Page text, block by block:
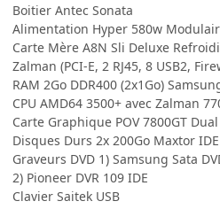
Boitier Antec Sonata
Alimentation Hyper 580w
Carte Mère A8N Sli Deluxe
Zalman (PCI-E, 2 RJ45, 8 USB2,
RAM 2Go DDR400 (2x1Go)
CPU AMD64 3500+ avec Zalman
Carte Graphique POV 7800GT Dual
Disques Durs 2x 200Go Maxtor
Graveurs DVD 1) Samsung Sata
2) Pioneer DVR 109 IDE
Clavier Saitek USB